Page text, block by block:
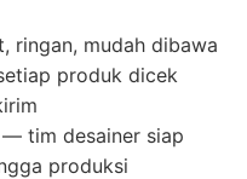
ringan, mudah dibawa
produk dicek
— tim desainer siap
produksi